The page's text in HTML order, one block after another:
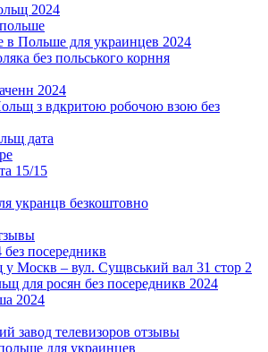
2024
в Польше для украинцев 2024
без польського корння
2024
з вдкритою робочою взою без
дата
15/15
укранцв безкоштовно
посередникв
Москв – вул. Сущвський вал 31 стор 2
для росян без посередникв 2024
2024
завод телевизоров отзывы
для украинцев